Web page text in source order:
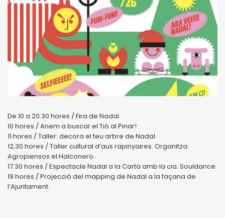
De 10 a 20.30 hores / Fira de Nadal.
10 hores / Anem a buscar el Tió al Pinar!
11 hores / Taller: decora el teu arbre de Nadal.
12,30 hores / Taller cultural d’aus rapinyaires. Organitza:
Agropiensos el Halconero.
17.30 hores / Espectacle Nadal a la Carta amb la cia. Souldance.
19 hores / Projecció del mapping de Nadal a la façana de
l’Ajuntament.
.